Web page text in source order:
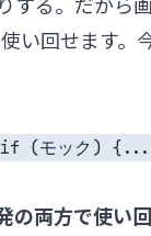
する。だから画
い回せます。
if (モック)
の両方で使い回